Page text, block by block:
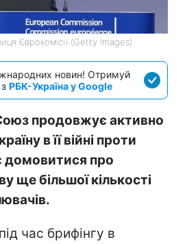
Єврокомісії (Getty Images)
новин! Отримуй
РБК-Україна у Google
продовжує активно
в її війні проти
домовитися про
ще більшої кількості
час брифінгу в